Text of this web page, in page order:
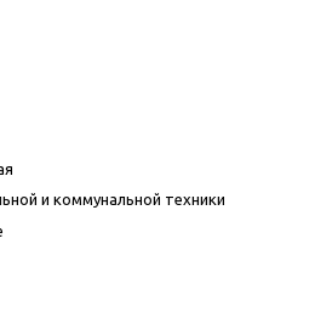
и коммунальной техники